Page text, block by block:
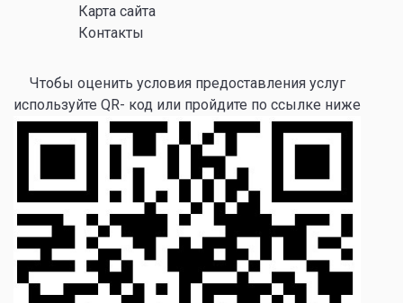
Карта сайта
Контакты
Чтобы оценить условия предоставления услуг
используйте QR- код или пройдите по ссылке ниже